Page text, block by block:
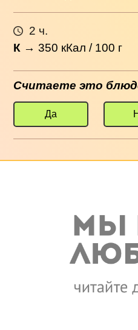
2 ч.
К →350 кКал / 100 г
Считаете это
Да